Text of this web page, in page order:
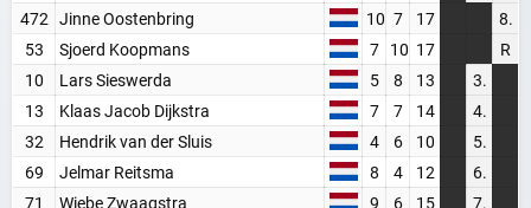
472 Jinne Oostenbring 10 7 17
8.
53
Sjoerd Koopmans 7 10 17
R
10
Lars Sieswerda 5 8 13
3.
13
Klaas Jacob Dijkstra 7 7 14
4.
32
Hendrik van der Sluis 4 6 10
5.
69
Jelmar Reitsma 8 4 12
6.
71
Wiebe Zwaagstra 9 6 15
7.
WORD LID VAN BAANSPORTFANSITE!
Blijf op de hoogte van alle baansport evenementen
Maak een gratis account aan